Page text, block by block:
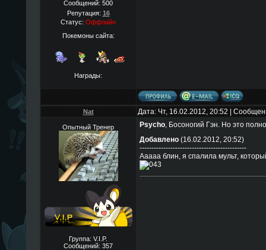
Сообщений: 500
Репутация: 16
Статус: Оффлайн
Покемоны сайта:
Награды:
Nat Дата: Чт, 16.02.2012, 20:52 |
Опытный Тренер
Группа: V.I.P.
Сообщений: 357
Psycho, Босоногий Гэн. Но это
Добавлено(16.02.2012, 20:52)
---------------------------------------------
Ааааа блин, я спалила мульт,